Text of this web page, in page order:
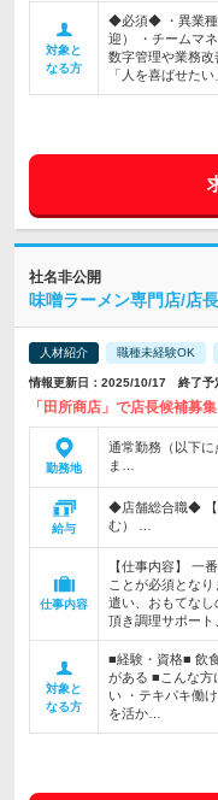
対象と
なる方
◆必須◆ ・異業種
迎） ・チームマ
数字管理や業務
「人を喜ばせた
社名非公開
味噌ラーメン専門店/店
人材紹介 職種未経験OK
情報更新日：2025/10/17 終了予
「田所商店」で店長候補募
勤務地
通常勤務（以下
ま…
給与
◆店舗総合職◆ 【
む） …
仕事内容
【仕事内容】 一
ことが必須とな
遣い、おもてな
頂き調理サポート
対象と
なる方
■経験・資格■ 飲
がある ■こんな方
い ・テキパキ働
を活か…